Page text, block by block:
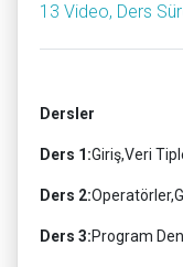
13 Video, Ders
Dersler
Ders 1:Giriş,Veri
Ders 2:
Ders 3:Program